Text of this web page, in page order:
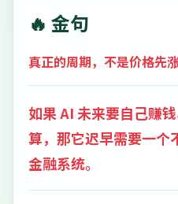
🔥 金句
真正的周期，不是价格先
如果 AI 未来要自己赚
算，那它迟早需要一
金融系统。